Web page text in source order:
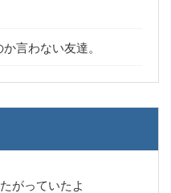
言わない友達。
がっていたよ